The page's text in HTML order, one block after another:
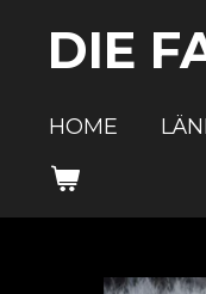
Hauptinhalt
DIE
HOME